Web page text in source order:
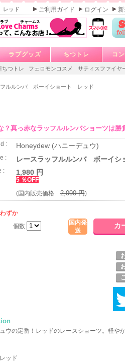
レッド ご利用ガイド ログイン
ラブグッズ ちつトレ コ
ちつトレ フェロモンコスメ サティスファイヤ
フルルンバ ボーイショート レッド
？真っ赤なラッフルルンバショーツは勝
: Honeydew (ハニーデュウ)
: レースラッフルルンバ ボーイ
: 1,980 円
5 ％OFF
(国内販売価格2,090 円)
ずか
個数
国内発
送
ウの定番！レッドのレースショーツ。軽や
ッド